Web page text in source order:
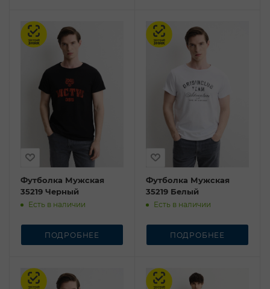
Честный знак
Футболка Мужская
35219 Черный
Есть в наличии
ПОДРОБНЕЕ
Честный знак
Футболка Мужская
35219 Белый
Есть в наличии
ПОДРОБНЕЕ
Честный знак Честный знак